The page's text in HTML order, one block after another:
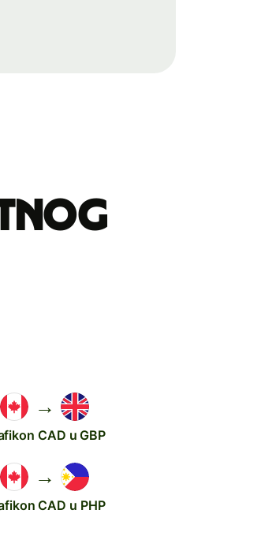
→
CAD u GBP
→
CAD u PHP